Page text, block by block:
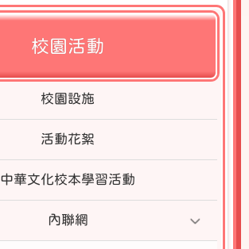
校園活動
校園設施
活動花絮
中華文化校本學習活動
內聯網